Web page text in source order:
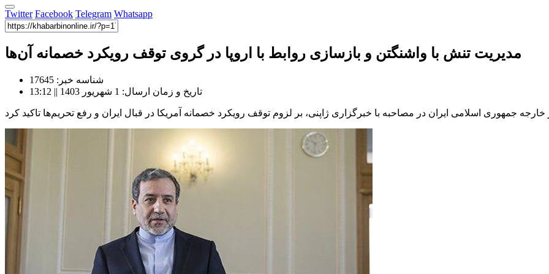
Twitter Facebook Telegram Whatsapp
مدیریت تنش با واشنگتن و بازسازی روابط با اروپا در گروی توقف رویکرد خصمانه آن‌ها
شناسه خبر: 17645
تاریخ و زمان ارسال: 1 شهریور 1403 || 13:12